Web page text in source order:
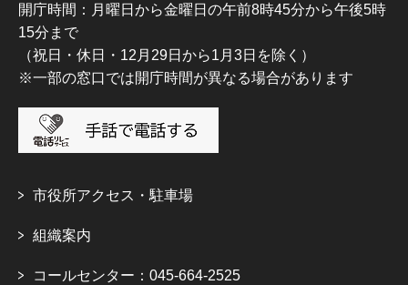
開庁時間：月曜日から金曜日の午前8時45分から午後5時
15分まで
（祝日・休日・12月29日から1月3日を除く）
※一部の窓口では開庁時間が異なる場合があります
市役所アクセス・駐車場
組織案内
コールセンター：045-664-2525